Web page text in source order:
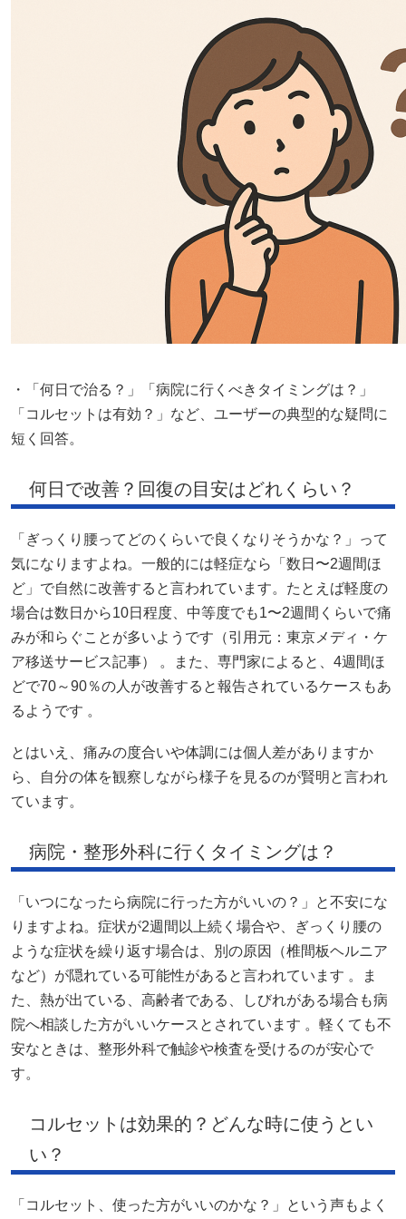
・「何日で治る？」「病院に行くべきタイミングは？」
「コルセットは有効？」など、ユーザーの典型的な疑問に
短く回答。
何日で改善？回復の目安はどれくらい？
「ぎっくり腰ってどのくらいで良くなりそうかな？」って
気になりますよね。一般的には軽症なら「数日〜2週間ほ
ど」で自然に改善すると言われています。たとえば軽度の
場合は数日から10日程度、中等度でも1〜2週間くらいで痛
みが和らぐことが多いようです（引用元：東京メディ・ケ
ア移送サービス記事） 。また、専門家によると、4週間ほ
どで70～90％の人が改善すると報告されているケースもあ
るようです 。
とはいえ、痛みの度合いや体調には個人差がありますか
ら、自分の体を観察しながら様子を見るのが賢明と言われ
ています。
病院・整形外科に行くタイミングは？
「いつになったら病院に行った方がいいの？」と不安にな
りますよね。症状が2週間以上続く場合や、ぎっくり腰の
ような症状を繰り返す場合は、別の原因（椎間板ヘルニア
など）が隠れている可能性があると言われています 。ま
た、熱が出ている、高齢者である、しびれがある場合も病
院へ相談した方がいいケースとされています 。軽くても不
安なときは、整形外科で触診や検査を受けるのが安心で
す。
コルセットは効果的？どんな時に使うとい
い？
「コルセット、使った方がいいのかな？」という声もよく